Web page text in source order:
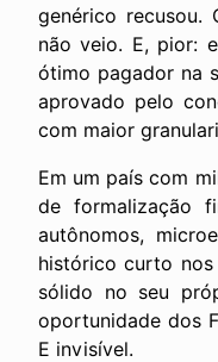
genérico
não veio. E, pior:
ótimo pagador na
aprovado pelo
com maior
Em um país com
de formalização
autônomos,
histórico curto nos
sólido no seu
oportunidade dos
E invisível.